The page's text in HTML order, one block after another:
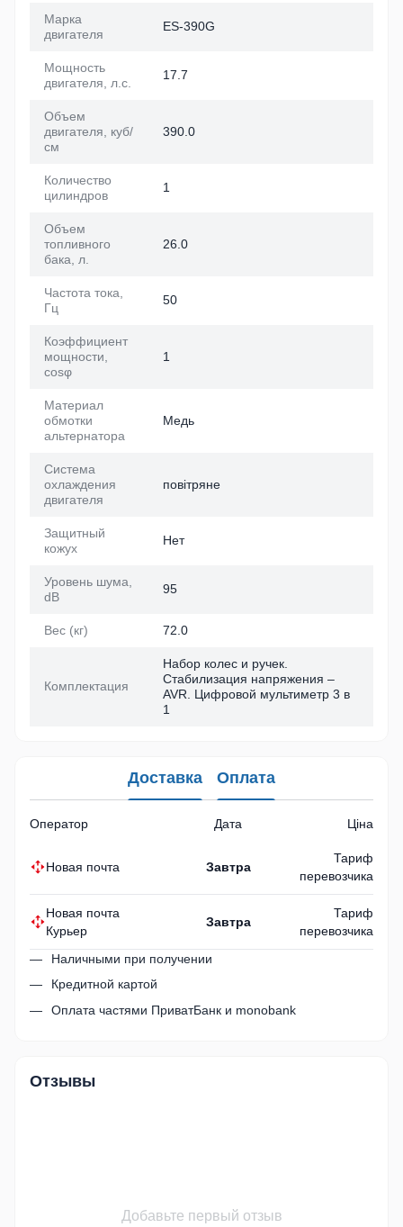
Марка
двигателя
ES-390G
Мощность
двигателя, л.с.
17.7
Объем
двигателя, куб/
см
390.0
Количество
цилиндров
1
Объем
топливного
бака, л.
26.0
Частота тока,
Гц
50
Коэффициент
мощности,
cosφ
1
Материал
обмотки
альтернатора
Медь
Система
охлаждения
двигателя
повітряне
Защитный
кожух
Нет
Уровень шума,
dB
95
Вес (кг) 72.0
Комплектация
Набор колес и ручек.
Стабилизация напряжения –
AVR. Цифровой мультиметр 3 в
1
Доставка Оплата
Оператор Дата Ціна
Новая почта Завтра
Тариф
перевозчика
Новая почта
Курьер
Завтра
Тариф
перевозчика
Наличными при получении
Кредитной картой
Оплата частями ПриватБанк и monobank
Отзывы
Добавьте первый отзыв